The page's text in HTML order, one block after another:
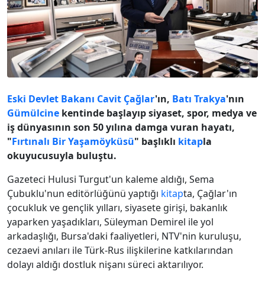
Eski Devlet Bakanı Cavit Çağlar'ın, Batı Trakya'nın
Gümülcine kentinde başlayıp siyaset, spor, medya ve
iş dünyasının son 50 yılına damga vuran hayatı,
"Fırtınalı Bir Yaşamöyküsü" başlıklı kitapla
okuyucusuyla buluştu.
Gazeteci Hulusi Turgut'un kaleme aldığı, Sema
Çubuklu'nun editörlüğünü yaptığı kitapta, Çağlar'ın
çocukluk ve gençlik yılları, siyasete girişi, bakanlık
yaparken yaşadıkları, Süleyman Demirel ile yol
arkadaşlığı, Bursa'daki faaliyetleri, NTV'nin kuruluşu,
cezaevi anıları ile Türk-Rus ilişkilerine katkılarından
dolayı aldığı dostluk nişanı süreci aktarılıyor.